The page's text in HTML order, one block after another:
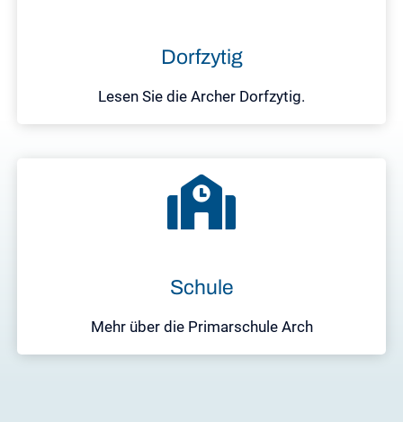
Dorfzytig
Lesen Sie die Archer Dorfzytig.
Schule
Mehr über die Primarschule Arch